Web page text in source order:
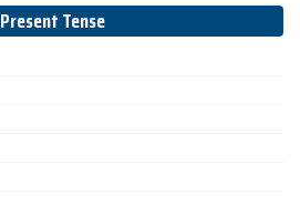
Present Tense